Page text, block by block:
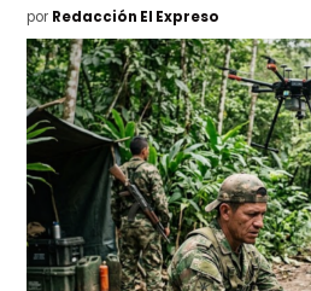
por Redacción El Expreso